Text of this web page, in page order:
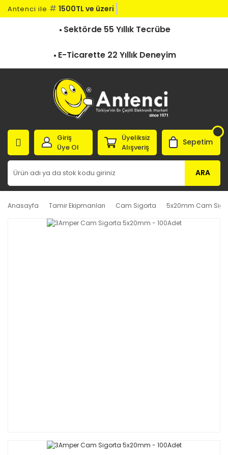
Antenci ile # 1500TL ve üzeri ka
Sektörde 55 Yıllık Tecrübe
E-Ticarette 22 Yıllık Deneyim
ARA
Giriş
Üye Ol
Üyeliksiz
Alışveriş
Sepetim
Anasayfa Tamir Ekipmanları Cam Sigorta 5x20mm Cam